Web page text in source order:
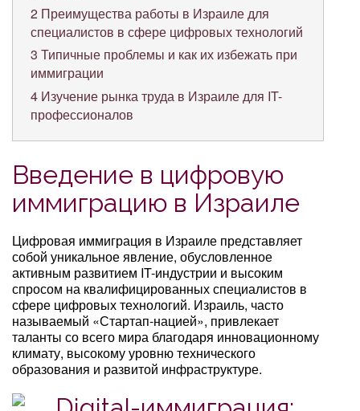
2 Преимущества работы в Израиле для
специалистов в сфере цифровых технологий
3 Типичные проблемы и как их избежать при
иммиграции
4 Изучение рынка труда в Израиле для IT-
профессионалов
Введение в цифровую
иммиграцию в Израиле
Цифровая иммиграция в Израиле представляет
собой уникальное явление, обусловленное
активным развитием IT-индустрии и высоким
спросом на квалифицированных специалистов в
сфере цифровых технологий. Израиль, часто
называемый «Стартап-нацией», привлекает
таланты со всего мира благодаря инновационному
климату, высокому уровню технического
образования и развитой инфраструктуре.